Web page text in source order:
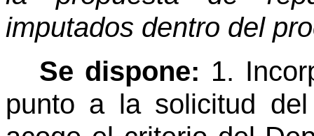
imputados dentro del
Se dispone: 1.
punto a la solicitud